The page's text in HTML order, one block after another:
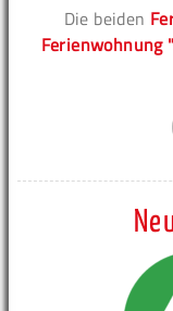
Die beiden
Ferienwohnung